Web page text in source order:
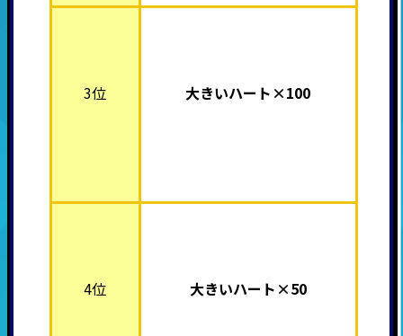
3位 大きいハート×100
4位 大きいハート×50